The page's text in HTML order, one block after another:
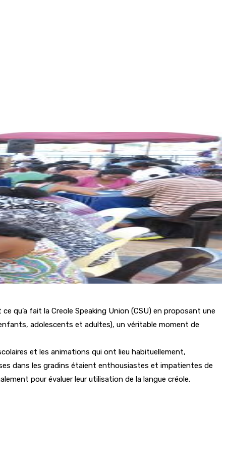
qu’a fait la Creole Speaking Union (CSU) en proposant une
adolescents et adultes), un véritable moment de
et les animations qui ont lieu habituellement,
dans les gradins étaient enthousiastes et impatientes de
pour évaluer leur utilisation de la langue créole.